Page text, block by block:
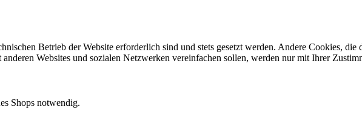
Betrieb der Website erforderlich sind und stets gesetzt werden. Andere Cookies,
Websites und sozialen Netzwerken vereinfachen sollen, werden nur mit Ihrer
Shops notwendig.